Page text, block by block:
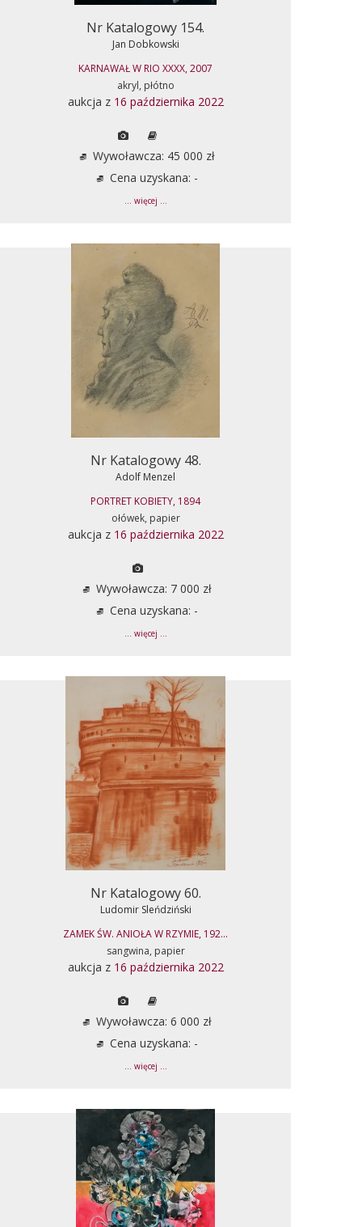
Nr Katalogowy 154.
Jan Dobkowski
KARNAWAŁ W RIO XXXX, 2007
akryl, płótno
aukcja z 16 października 2022
Wywoławcza: 45 000 zł
Cena uzyskana: -
... więcej ...
Nr Katalogowy 48.
Adolf Menzel
PORTRET KOBIETY, 1894
ołówek, papier
aukcja z 16 października 2022
Wywoławcza: 7 000 zł
Cena uzyskana: -
... więcej ...
Nr Katalogowy 60.
Ludomir Sleńdziński
ZAMEK ŚW. ANIOŁA W RZYMIE, 192...
sangwina, papier
aukcja z 16 października 2022
Wywoławcza: 6 000 zł
Cena uzyskana: -
... więcej ...